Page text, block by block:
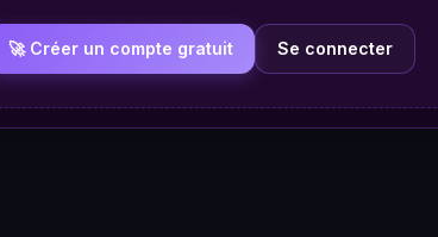
🚀 Créer un compte gratuit Se connecter